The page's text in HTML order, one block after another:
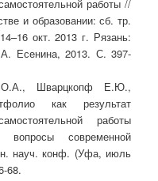
работы //
и образовании: сб. тр.
окт. 2013 г. Рязань:
Есенина, 2013. С. 397-
Шварцкопф Е.Ю.,
как результат
работы
современной
науч. конф. (Уфа, июль
68.